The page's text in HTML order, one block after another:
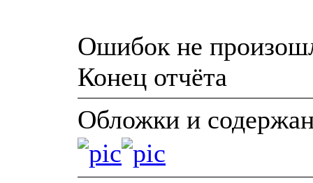
Ошибок не
Конец отчёта
Обложки и